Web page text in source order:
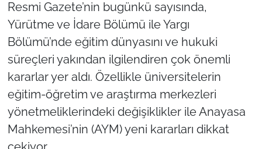
Resmi Gazete’nin bugünkü sayısında,
Yürütme ve İdare Bölümü ile Yargı
Bölümü’nde eğitim dünyasını ve hukuki
süreçleri yakından ilgilendiren çok önemli
kararlar yer aldı. Özellikle üniversitelerin
eğitim-öğretim ve araştırma merkezleri
yönetmeliklerindeki değişiklikler ile Anayasa
Mahkemesi’nin (AYM) yeni kararları dikkat